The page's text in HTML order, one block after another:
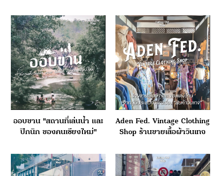
ออบขาน "สถานที่เล่นน้ำ และ
ปิกนิก ของคนเชียงใหม่"
Aden Fed. Vintage Clothing
Shop ร้านขายเสื้อผ้าวินเทจ